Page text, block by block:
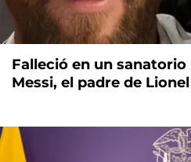
Falleció en un
Messi, el padre de